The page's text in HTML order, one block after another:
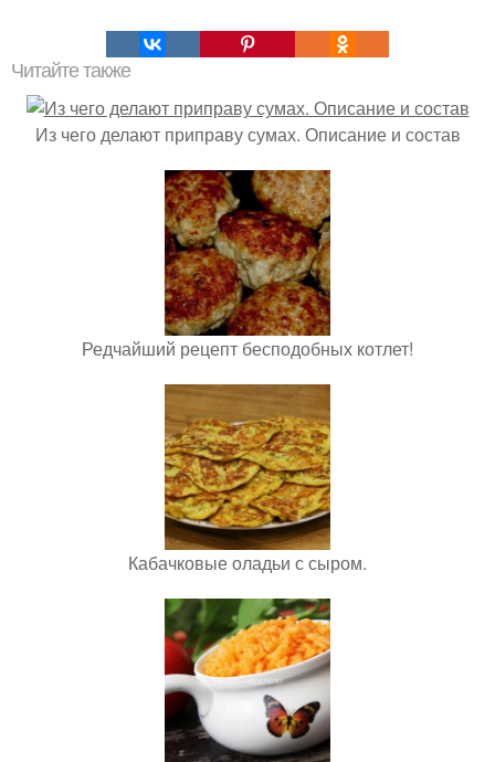
Читайте также
Из чего делают приправу сумах. Описание и состав
Редчайший рецепт бесподобных котлет!
Кабачковые оладьи с сыром.